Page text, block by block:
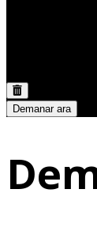
Demanar ara